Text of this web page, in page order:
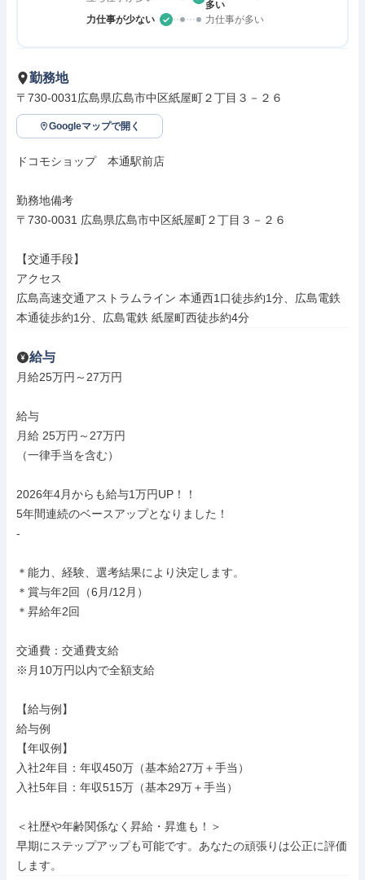
多い
力仕事が少ない
力仕事が多い
勤務地
〒730-0031広島県広島市中区紙屋町２丁目３－２６
Googleマップで開く
ドコモショップ　本通駅前店
勤務地備考
〒730-0031 広島県広島市中区紙屋町２丁目３－２６
【交通手段】
アクセス
広島高速交通アストラムライン 本通西1口徒歩約1分、広島電鉄
本通徒歩約1分、広島電鉄 紙屋町西徒歩約4分
給与
月給25万円～27万円
給与
月給 25万円～27万円
（一律手当を含む）
2026年4月からも給与1万円UP！！
5年間連続のベースアップとなりました！
-
＊能力、経験、選考結果により決定します。
＊賞与年2回（6月/12月）
＊昇給年2回
交通費：交通費支給
※月10万円以内で全額支給
【給与例】
給与例
【年収例】
入社2年目：年収450万（基本給27万＋手当）
入社5年目：年収515万（基本29万＋手当）
＜社歴や年齢関係なく昇給・昇進も！＞
早期にステップアップも可能です。あなたの頑張りは公正に評価
します。